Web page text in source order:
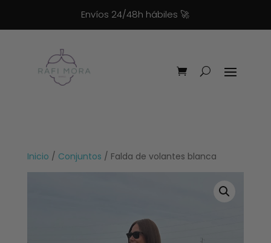
Envíos 24/48h hábiles 🚀
Inicio / Conjuntos / Falda de volantes blanca